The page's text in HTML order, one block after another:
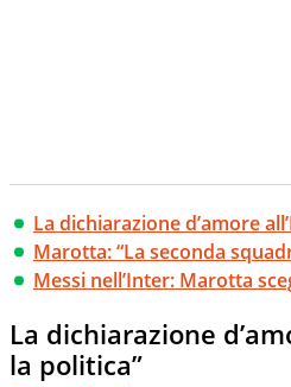
La dichiarazione d’amore
Marotta: “La seconda
Messi nell’Inter: Marotta
La dichiarazione
la politica”